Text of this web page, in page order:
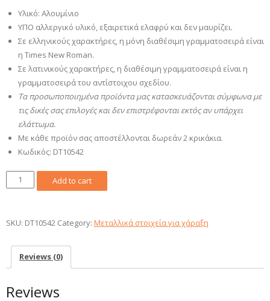
Υλικό: Αλουμίνιο
ΥΠΟ αλλεργικό υλικό, εξαιρετικά ελαφρύ και δεν μαυρίζει.
Σε ελληνικούς χαρακτήρες, η μόνη διαθέσιμη γραμματοσειρά είναι
η Times New Roman.
Σε λατινικούς χαρακτήρες, η διαθέσιμη γραμματοσειρά είναι η
γραμματοσειρά του αντίστοιχου σχεδίου.
Τα προσωποποιημένα προϊόντα μας κατασκευάζονται σύμφωνα με
τις δικές σας επιλογές και δεν επιστρέφονται εκτός αν υπάρχει
ελάττωμα.
Με κάθε προϊόν σας αποστέλλονται δωρεάν 2 κρικάκια.
Κωδικός: DT10542
Μεταλλική
Ταυτότητα
DT10542
Add to cart
SKU: DT10542 Category: Μεταλλικά στοιχεία για χάραξη
Reviews (0)
Reviews